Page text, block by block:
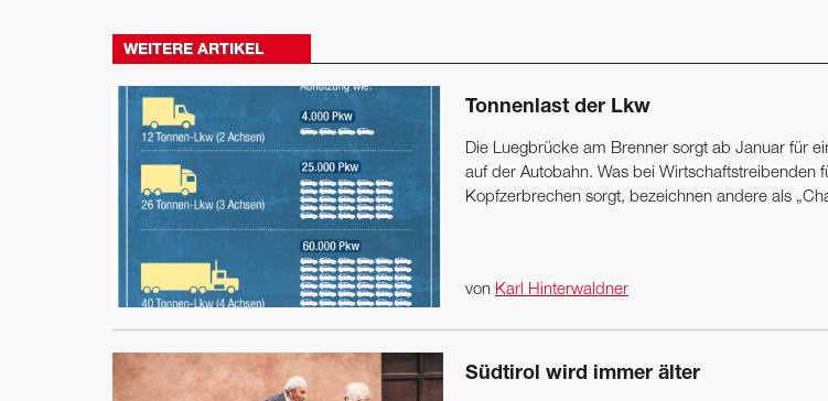
WEITERE ARTIKEL
Tonnenlast der Lkw
Die Luegbrücke am Brenner sorgt ab Januar für
auf der Autobahn. Was bei Wirtschaftstreibenden
Kopfzerbrechen sorgt, bezeichnen andere als
von Karl Hinterwaldner
Südtirol wird immer älter